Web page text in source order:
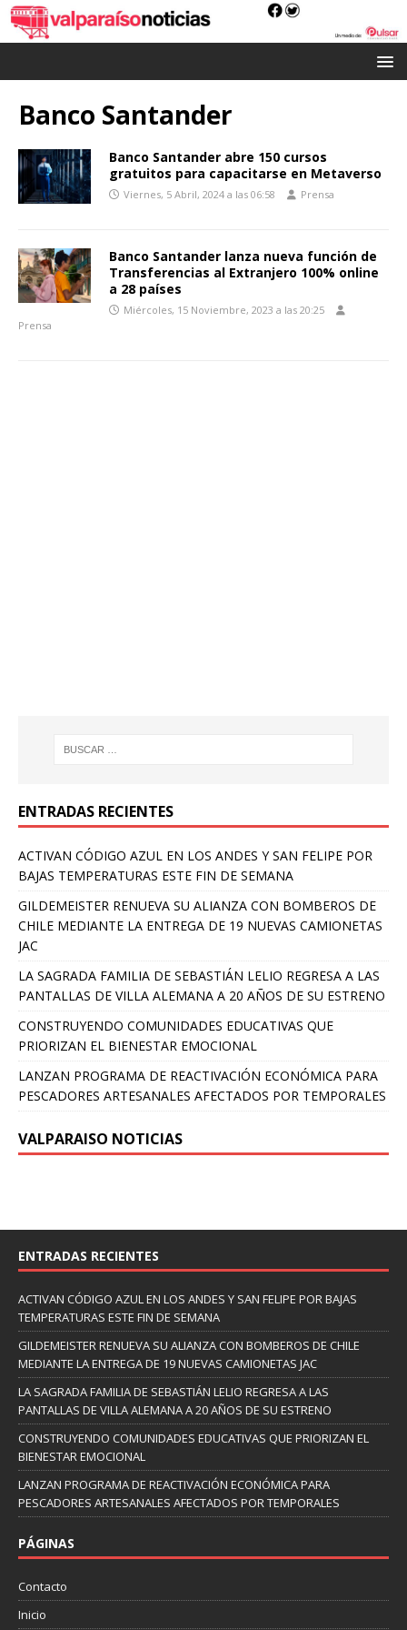
Banco Santander
Banco Santander abre 150 cursos
gratuitos para capacitarse en Metaverso
Viernes, 5 Abril, 2024 a las 06:58 Prensa
Banco Santander lanza nueva función de
Transferencias al Extranjero 100% online
a 28 países
Miércoles, 15 Noviembre, 2023 a las 20:25
Prensa
ENTRADAS RECIENTES
ACTIVAN CÓDIGO AZUL EN LOS ANDES Y SAN FELIPE POR
BAJAS TEMPERATURAS ESTE FIN DE SEMANA
GILDEMEISTER RENUEVA SU ALIANZA CON BOMBEROS DE
CHILE MEDIANTE LA ENTREGA DE 19 NUEVAS CAMIONETAS
JAC
LA SAGRADA FAMILIA DE SEBASTIÁN LELIO REGRESA A LAS
PANTALLAS DE VILLA ALEMANA A 20 AÑOS DE SU ESTRENO
CONSTRUYENDO COMUNIDADES EDUCATIVAS QUE
PRIORIZAN EL BIENESTAR EMOCIONAL
LANZAN PROGRAMA DE REACTIVACIÓN ECONÓMICA PARA
PESCADORES ARTESANALES AFECTADOS POR TEMPORALES
VALPARAISO NOTICIAS
ENTRADAS RECIENTES
ACTIVAN CÓDIGO AZUL EN LOS ANDES Y SAN FELIPE POR BAJAS
TEMPERATURAS ESTE FIN DE SEMANA
GILDEMEISTER RENUEVA SU ALIANZA CON BOMBEROS DE CHILE
MEDIANTE LA ENTREGA DE 19 NUEVAS CAMIONETAS JAC
LA SAGRADA FAMILIA DE SEBASTIÁN LELIO REGRESA A LAS
PANTALLAS DE VILLA ALEMANA A 20 AÑOS DE SU ESTRENO
CONSTRUYENDO COMUNIDADES EDUCATIVAS QUE PRIORIZAN EL
BIENESTAR EMOCIONAL
LANZAN PROGRAMA DE REACTIVACIÓN ECONÓMICA PARA
PESCADORES ARTESANALES AFECTADOS POR TEMPORALES
PÁGINAS
Contacto
Inicio